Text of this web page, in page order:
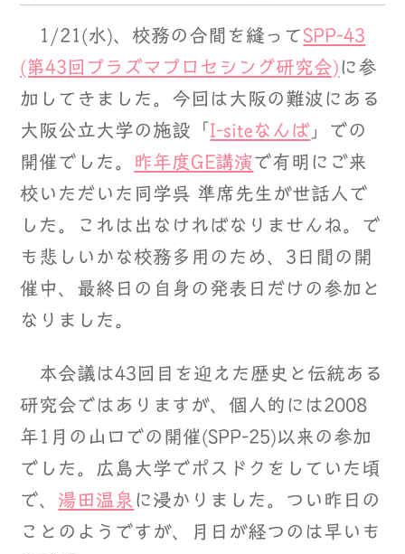
1/21(水)、校務の合間を縫って SPP-43
(第43回プラズマプロセシング研究会) に参
加してきました。今回は大阪の難波にある
大阪公立大学の施設「 I-siteなんば 」での
開催でした。 昨年度GE講演で有明にご来
校いただいた同学呉 準席先生が世話人で
した。これは出なければなりませんね。で
も悲しいかな校務多用のため、3日間の開
催中、最終日の自身の発表日だけの参加と
なりました。
本会議は43回目を迎えた歴史と伝統ある
研究会ではありますが、個人的には2008
年1月の山口での開催(SPP-25)以来の参加
でした。広島大学でポスドクをしていた頃
で、 湯田温泉 に浸かりました。つい昨日の
ことのようですが、月日が経つのは早いも